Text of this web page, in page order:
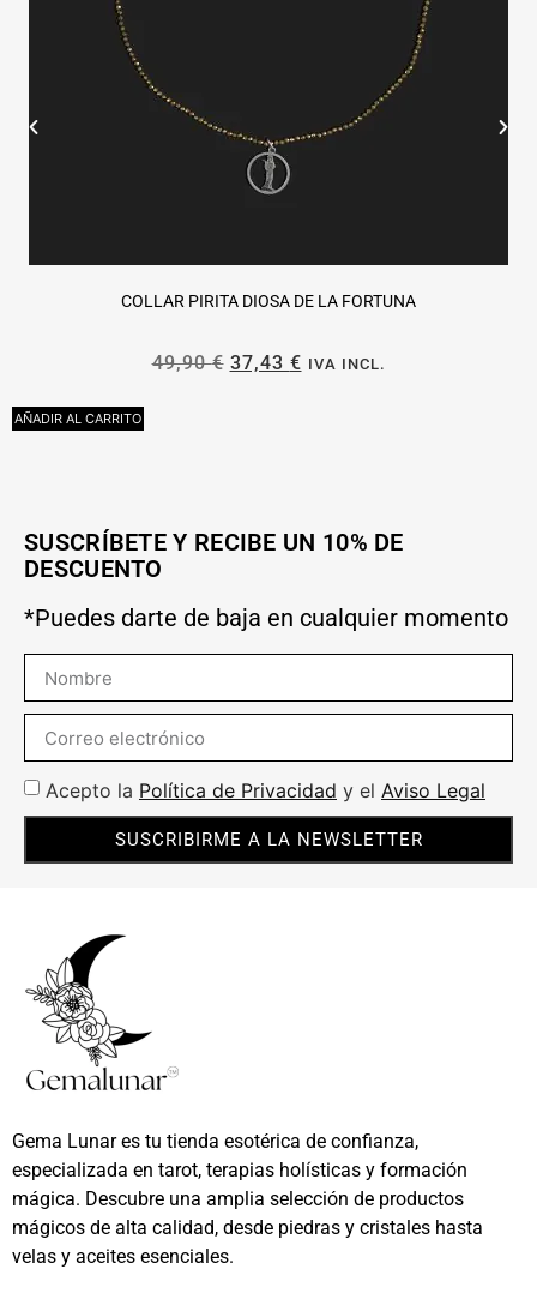
COLLAR PIRITA DIOSA DE LA FORTUNA
49,90€ 37,43 € IVA INCL.
AÑADIR AL CARRITO
SUSCRÍBETE Y RECIBE UN 10% DE
DESCUENTO
*Puedes darte de baja en cualquier momento
Acepto la Política de Privacidad y el Aviso Legal
SUSCRIBIRME A LA NEWSLETTER
Gema Lunar es tu tienda esotérica de confianza,
especializada en tarot, terapias holísticas y formación
mágica. Descubre una amplia selección de productos
mágicos de alta calidad, desde piedras y cristales hasta
velas y aceites esenciales.